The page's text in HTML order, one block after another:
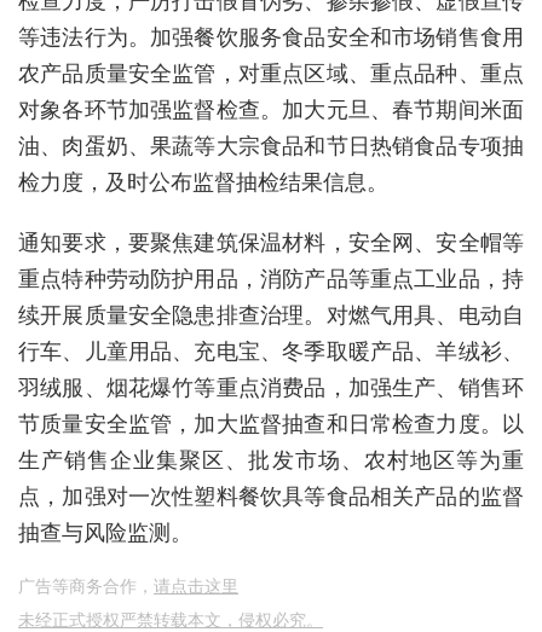
等违法行为。加强餐饮服务食品安全和市场销售食用
农产品质量安全监管，对重点区域、重点品种、重点
对象各环节加强监督检查。加大元旦、春节期间米面
油、肉蛋奶、果蔬等大宗食品和节日热销食品专项抽
检力度，及时公布监督抽检结果信息。
通知要求，要聚焦建筑保温材料，安全网、安全帽等
重点特种劳动防护用品，消防产品等重点工业品，持
续开展质量安全隐患排查治理。对燃气用具、电动自
行车、儿童用品、充电宝、冬季取暖产品、羊绒衫、
羽绒服、烟花爆竹等重点消费品，加强生产、销售环
节质量安全监管，加大监督抽查和日常检查力度。以
生产销售企业集聚区、批发市场、农村地区等为重
点，加强对一次性塑料餐饮具等食品相关产品的监督
抽查与风险监测。
广告等商务合作， 请点击这里
未经正式授权严禁转载本文，侵权必究。